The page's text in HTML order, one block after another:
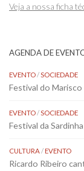
Veja a nossa ficha
AGENDA DE
EVENTO/SOCIEDADE
Festival do
EVENTO/SOCIEDADE
Festival da
CULTURA/EVENTO
Ricardo Ribeiro